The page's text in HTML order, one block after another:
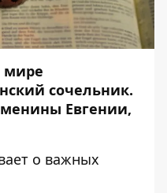
мире
сочельник.
Евгении,
о важных